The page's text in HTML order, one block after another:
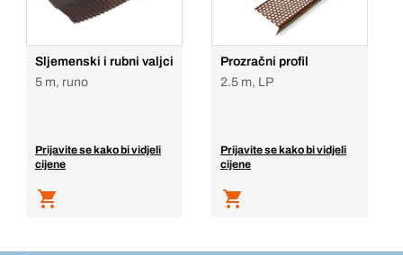
Sljemenski i rubni valjci
5 m, runo
Prijavite se kako bi vidjeli
cijene
Prozračni profil
2.5 m, LP
Prijavite se kako bi vidjeli
cijene